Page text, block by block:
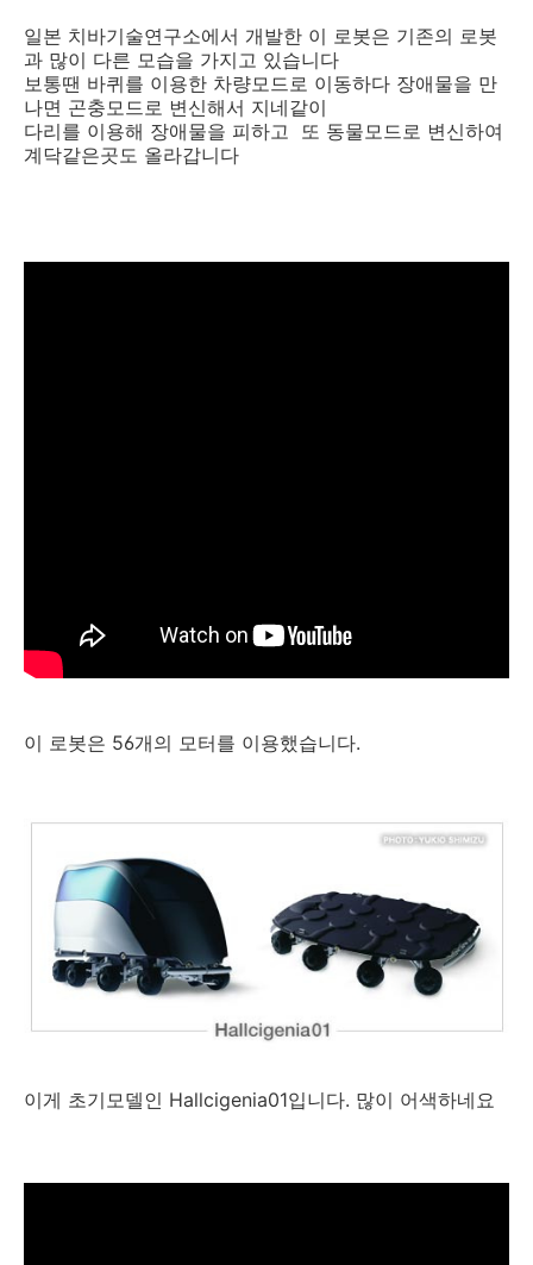
일본 치바기술연구소에서 개발한 이 로봇은 기존의 로봇
과 많이 다른 모습을 가지고 있습니다
보통땐 바퀴를 이용한 차량모드로 이동하다 장애물을 만
나면 곤충모드로 변신해서 지네같이
다리를 이용해 장애물을 피하고 또 동물모드로 변신하여
계닥같은곳도 올라갑니다
이 로봇은 56개의 모터를 이용했습니다.
이게 초기모델인 Hallcigenia01입니다. 많이 어색하네요